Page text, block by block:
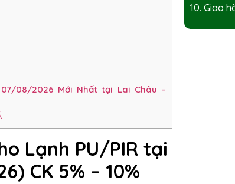
08/2026 Mới Nhất tại Lai Châu –
Lạnh PU/PIR tại
CK 5% – 10%
10. Giao